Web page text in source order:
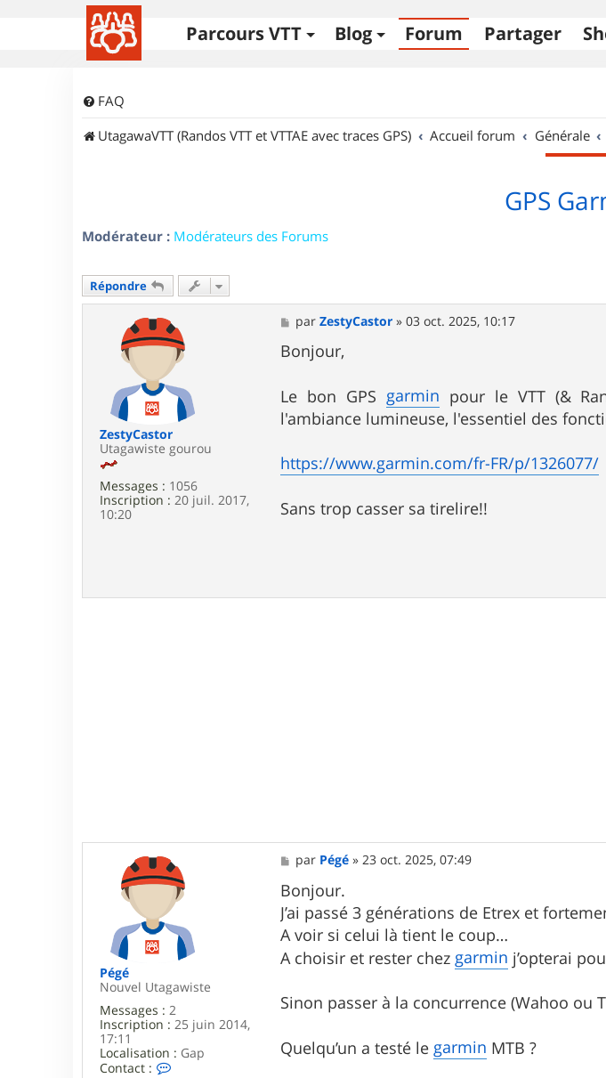
Parcours VTT Blog Forum Partager
FAQ
UtagawaVTT (Randos VTT et VTTAE avec traces GPS)
Accueil forum Générale
GPS
Modérateur : Modérateurs des Forums
Répondre
ZestyCastor
Utagawiste gourou
Messages : 1056
Inscription : 20 juil. 2017,
10:20
M
e
s
s
g
e
parZestyCastor »03 oct. 2025, 10:17
Bonjour,
Le bon GPSgarmin pour le VTT (&
l'ambiance lumineuse, l'essentiel des
https://www.garmin.com/fr-FR/p/1326077/
Sans trop casser sa tirelire!!
Pégé
Nouvel Utagawiste
Messages : 2
Inscription : 25 juin 2014,
17:11
Localisation : Gap
Contact :
M
e
s
s
a
g
e
par Pégé »23 oct. 2025, 07:49
Bonjour.
J’ai passé 3 générations de Etrex et
A voir si celui là tient le coup…
A choisir et rester chez garmin j’opterai
Sinon passer à la concurrence (Wahoo
Quelqu’un a testé le garmin MTB ?